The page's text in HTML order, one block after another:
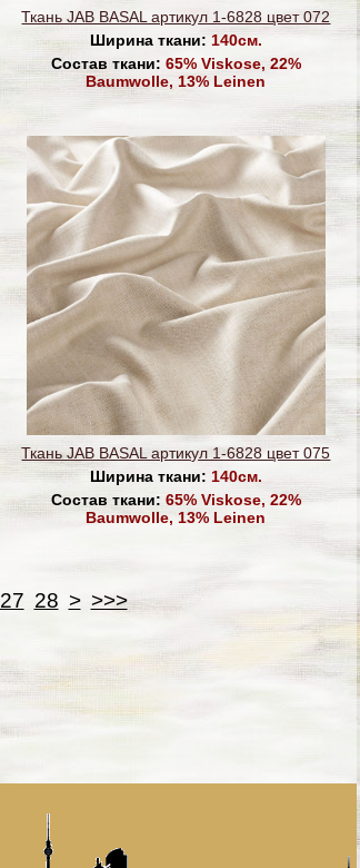
Ткань JAB BASAL артикул 1-6828 цвет 072
Ширина ткани: 140см.
Состав ткани: 65% Viskose, 22%
Baumwolle, 13% Leinen
Ткань JAB BASAL артикул 1-6828 цвет 075
Ширина ткани: 140см.
Состав ткани: 65% Viskose, 22%
Baumwolle, 13% Leinen
27 28 > >>>